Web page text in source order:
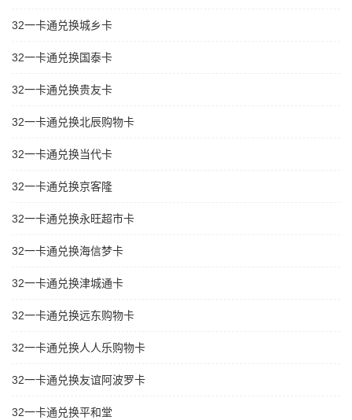
32一卡通兑换城乡卡
32一卡通兑换国泰卡
32一卡通兑换贵友卡
32一卡通兑换北辰购物卡
32一卡通兑换当代卡
32一卡通兑换京客隆
32一卡通兑换永旺超市卡
32一卡通兑换海信梦卡
32一卡通兑换津城通卡
32一卡通兑换远东购物卡
32一卡通兑换人人乐购物卡
32一卡通兑换友谊阿波罗卡
32一卡通兑换平和堂